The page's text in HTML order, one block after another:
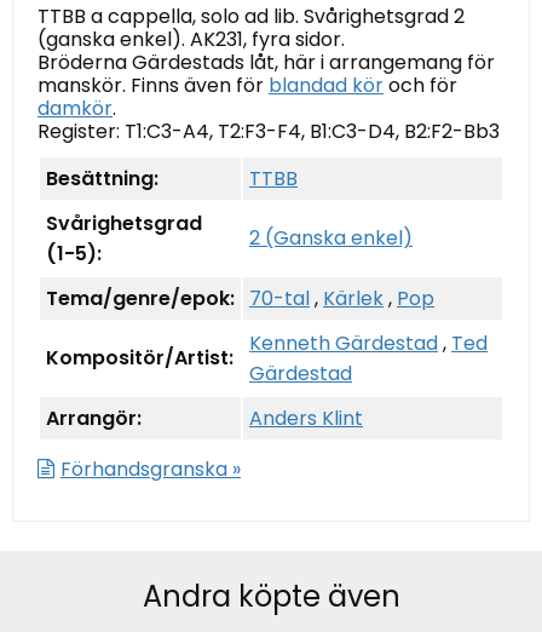
TTBB a cappella, solo ad lib. Svårighetsgrad 2
(ganska enkel). AK231, fyra sidor.
Bröderna Gärdestads låt, här i arrangemang för
manskör. Finns även för blandad köroch för
damkör.
Register: T1:C3-A4, T2:F3-F4, B1:C3-D4, B2:F2-Bb3
Besättning:
TTBB
Svårighetsgrad
(1-5):
2 (Ganska enkel)
Tema/genre/epok: 70-tal, Kärlek, Pop
Kompositör/Artist:
Kenneth Gärdestad, Ted
Gärdestad
Arrangör:
Anders Klint
Förhandsgranska »
Andra köpte även